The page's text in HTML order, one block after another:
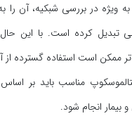
ویژه در بررسی شبکیه، آن را
تبدیل کرده است. با این
ممکن است استفاده گسترده
مناسب باید بر
انجام شود.